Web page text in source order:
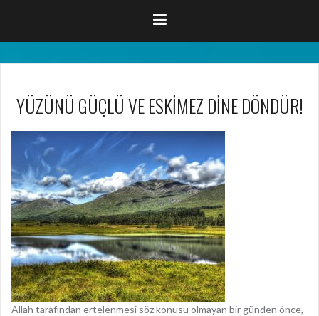
YÜZÜNÜ GÜÇLÜ VE ESKİMEZ DİNE DÖNDÜR!
Allah tarafından ertelenmesi söz konusu olmayan bir günden önce,